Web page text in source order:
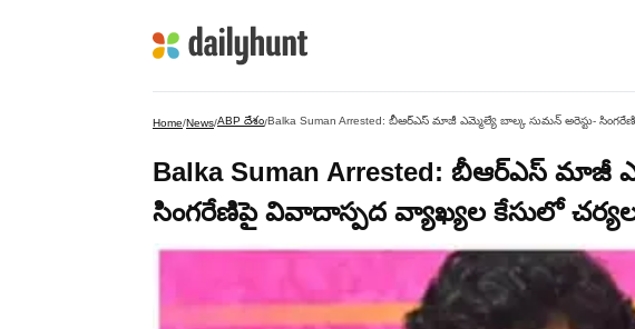
Home/News/ABP దేశం/Balka Suman Arrested: బీఆర్‌ఎస్‌ మాజీ ఎమ్మెల్యే బాల్క సుమన్‌ అరెస్టు-
Balka Suman Arrested: బీఆర్‌ఎస్‌ మాజీ
సింగరేణిపై వివాదాస్పద వ్యాఖ్యల కేసులో